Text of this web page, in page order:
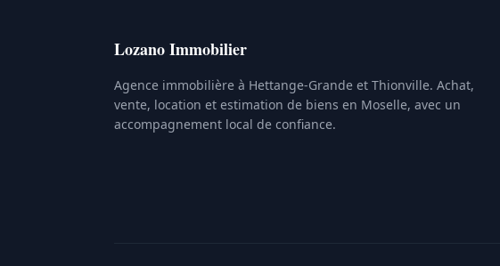
Lozano Immobilier
Agence immobilière à Hettange-Grande et Thionville. Achat,
vente, location et estimation de biens en Moselle, avec un
accompagnement local de confiance.